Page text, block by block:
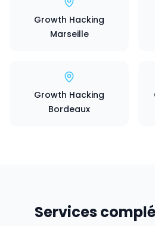
Growth Hacking
Marseille
Growth Hacking
Bordeaux
Services